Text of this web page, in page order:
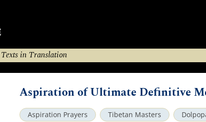
in Translation
Aspiration of Ultimate Definitive
Aspiration Prayers Tibetan Masters